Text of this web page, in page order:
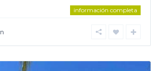
información completa